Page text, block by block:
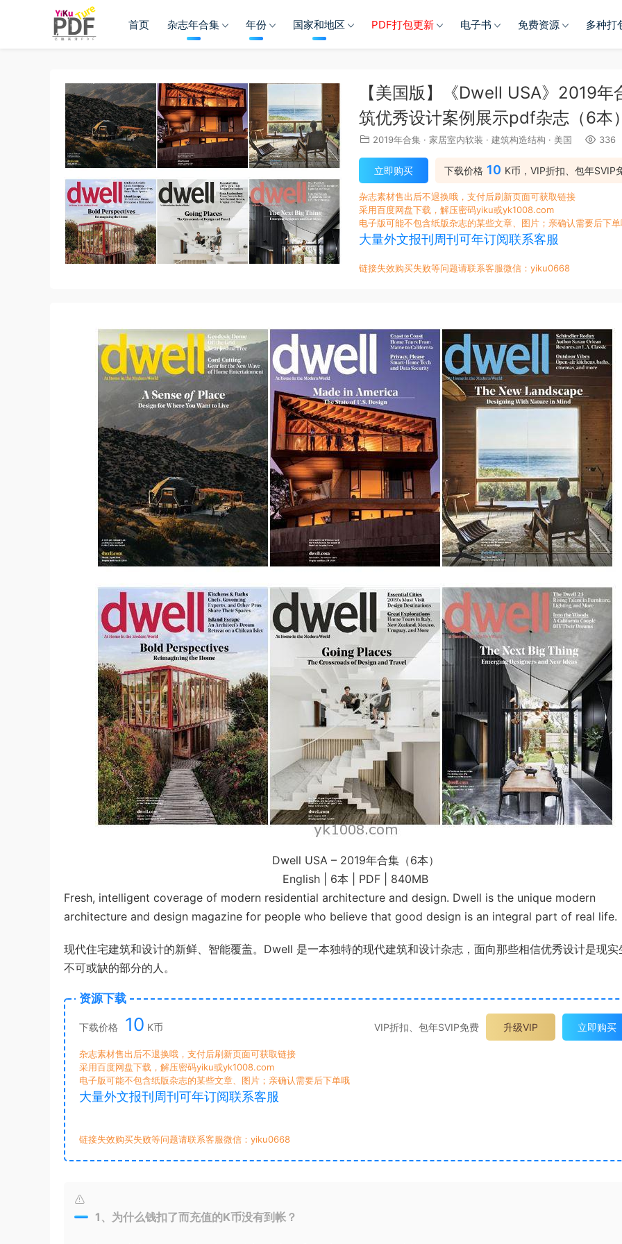
首页 杂志年合集 年份 国家和地区 PDF打包更新 电子书 免费资源 多种打
【美国版】《Dwell USA》2019
筑优秀设计案例展示pdf杂志（6本
2019年合集 · 家居室内软装 · 建筑构造结构 · 美国 336
下载价格 10 K币，VIP折扣、包年SVIP
立即购买
杂志素材售出后不退换哦，支付后刷新页面可获取链接
采用百度网盘下载，解压密码yiku或yk1008.com
电子版可能不包含纸版杂志的某些文章、图片；亲确认需要后下
大量外文报刊周刊可年订阅联系客服
链接失效购买失败等问题请联系客服微信：yiku0668
Dwell USA – 2019年合集（6本）
English | 6本 | PDF | 840MB
Fresh, intelligent coverage of modern residential architecture and design. Dwell is the unique modern
architecture and design magazine for people who believe that good design is an integral part of real life.
现代住宅建筑和设计的新鲜、智能覆盖。Dwell 是一本独特的现代建筑和设计杂志，面向那些相信优秀设计是现实
不可或缺的部分的人。
资源下载
下载价格 10 K币 VIP折扣、包年SVIP免费 升级VIP 立即购买
杂志素材售出后不退换哦，支付后刷新页面可获取链接
采用百度网盘下载，解压密码yiku或yk1008.com
电子版可能不包含纸版杂志的某些文章、图片；亲确认需要后下单哦
大量外文报刊周刊可年订阅联系客服
链接失效购买失败等问题请联系客服微信：yiku0668
1、为什么钱扣了而充值的K币没有到帐？